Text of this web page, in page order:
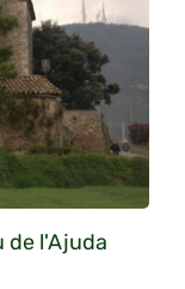
de l'Ajuda